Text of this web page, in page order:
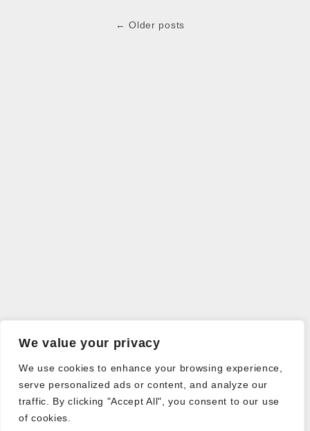
We value your privacy
We use cookies to enhance your browsing experience,
serve personalized ads or content, and analyze our
traffic. By clicking "Accept All", you consent to our use
of cookies.
← Older posts